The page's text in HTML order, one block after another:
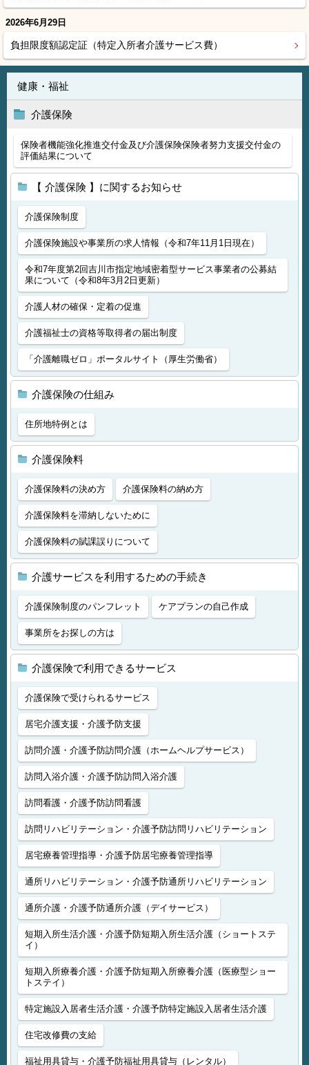
2026年6月29日
負担限度額認定証（特定入所者介護サービス費）
健康・福祉
介護保険
保険者機能強化推進交付金及び介護保険保険者努力支援交付金の
評価結果について
【 介護保険 】に関するお知らせ
介護保険制度
介護保険施設や事業所の求人情報（令和7年11月1日現在）
令和7年度第2回吉川市指定地域密着型サービス事業者の公募結
果について（令和8年3月2日更新）
介護人材の確保・定着の促進
介護福祉士の資格等取得者の届出制度
「介護離職ゼロ」ポータルサイト（厚生労働省）
介護保険の仕組み
住所地特例とは
介護保険料
介護保険料の決め方 介護保険料の納め方
介護保険料を滞納しないために
介護保険料の賦課誤りについて
介護サービスを利用するための手続き
介護保険制度のパンフレット ケアプランの自己作成
事業所をお探しの方は
介護保険で利用できるサービス
介護保険で受けられるサービス
居宅介護支援・介護予防支援
訪問介護・介護予防訪問介護（ホームヘルプサービス）
訪問入浴介護・介護予防訪問入浴介護
訪問看護・介護予防訪問看護
訪問リハビリテーション・介護予防訪問リハビリテーション
居宅療養管理指導・介護予防居宅療養管理指導
通所リハビリテーション・介護予防通所リハビリテーション
通所介護・介護予防通所介護（デイサービス）
短期入所生活介護・介護予防短期入所生活介護（ショートステ
イ）
短期入所療養介護・介護予防短期入所療養介護（医療型ショー
トステイ）
特定施設入居者生活介護・介護予防特定施設入居者生活介護
住宅改修費の支給
福祉用具貸与・介護予防福祉用具貸与（レンタル）